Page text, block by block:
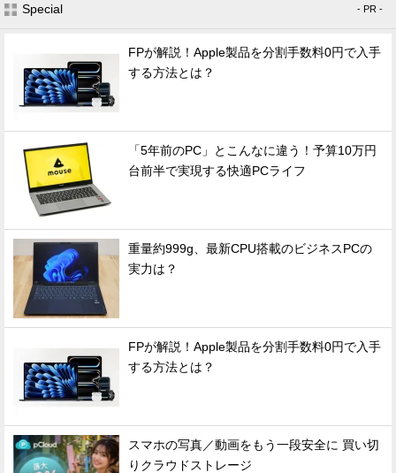
Special - PR -
FPが解説！Apple製品を分割手数料0円で入手
する方法とは？
「5年前のPC」とこんなに違う！予算10万円
台前半で実現する快適PCライフ
重量約999g、最新CPU搭載のビジネスPCの
実力は？
FPが解説！Apple製品を分割手数料0円で入手
する方法とは？
スマホの写真／動画をもう一段安全に 買い切
りクラウドストレージ